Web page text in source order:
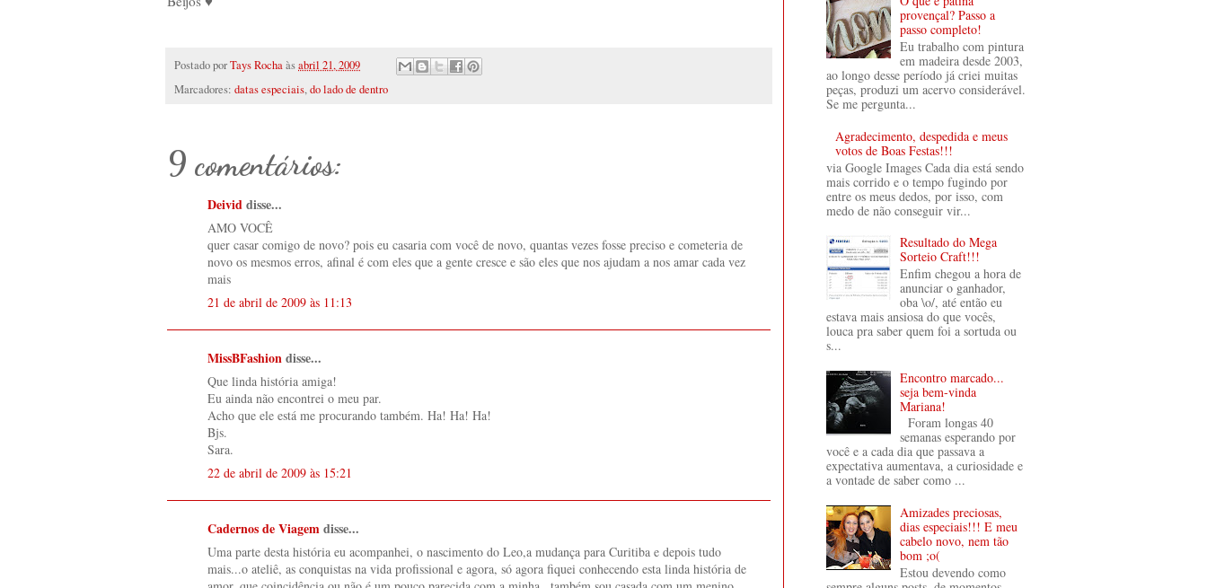
Postado porTays Rochaàsabril 21, 2009
Marcadores: datas especiais,do lado de dentro
9 comentários:
Deividdisse...
AMO VOCÊ
quer casar comigo de novo? pois eu casaria com você de novo, quantas vezes fosse preciso e cometeria de
novo os mesmos erros, afinal é com eles que a gente cresce e são eles que nos ajudam a nos amar cada vez
mais
21 de abril de 2009 às 11:13
MissBFashiondisse...
Que linda história amiga!
Eu ainda não encontrei o meu par.
Acho que ele está me procurando também. Ha! Ha! Ha!
Bjs.
Sara.
22 de abril de 2009 às 15:21
Cadernos de Viagemdisse...
Uma parte desta história eu acompanhei, o nascimento do Leo,a mudança para Curitiba e depois tudo
mais...o ateliê, as conquistas na vida profissional e agora, só agora fiquei conhecendo esta linda história de
provençal? Passo a
passo completo!
Eu trabalho com pintura
em madeira desde 2003,
ao longo desse período já criei muitas
peças, produzi um acervo considerável.
Se me pergunta...
Agradecimento, despedida e meus
votos de Boas Festas!!!
via Google Images Cada dia está sendo
mais corrido e o tempo fugindo por
entre os meus dedos, por isso, com
medo de não conseguir vir...
Resultado do Mega
Sorteio Craft!!!
Enfim chegou a hora de
anunciar o ganhador,
oba \o/, até então eu
estava mais ansiosa do que vocês,
louca pra saber quem foi a sortuda ou
s...
Encontro marcado...
seja bem-vinda
Mariana!
Foram longas 40
semanas esperando por
você e a cada dia que passava a
expectativa aumentava, a curiosidade e
a vontade de saber como ...
Amizades preciosas,
dias especiais!!! E meu
cabelo novo, nem tão
bom ;o(
Estou devendo como